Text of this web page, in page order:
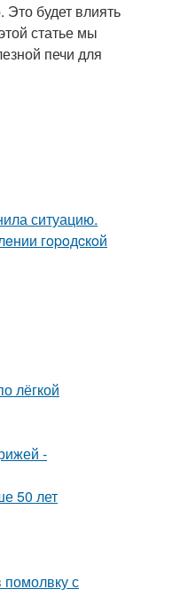
будет влиять
статье мы
печи для
ситуацию.
гopoдcкoй
лёгкой
-
50 лет
с